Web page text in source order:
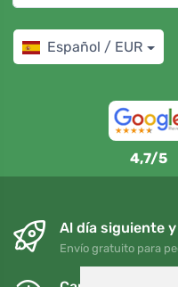
Español / EUR
4,7/5
Al día siguiente
Envío gratuito para